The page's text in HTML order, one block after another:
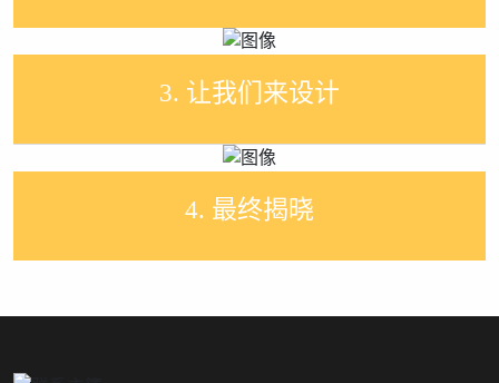
3. 让我们来设计
面精美醒目，并符合您书籍的风格。
4. 最终揭晓